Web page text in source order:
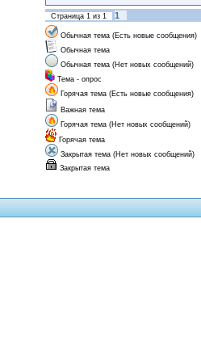
Страница 1 из 1 1
Обычная тема (Есть новые сообщения)
Обычная тема
Обычная тема (Нет новых сообщений)
Тема - опрос
Горячая тема (Есть новые сообщения)
Важная тема
Горячая тема (Нет новых сообщений)
Горячая тема
Закрытая тема (Нет новых сообщений)
Закрытая тема